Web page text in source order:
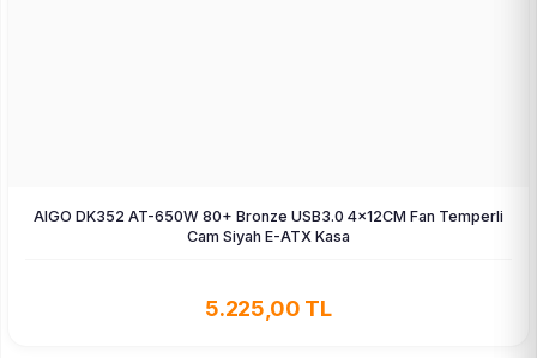
AIGO DK352 AT-650W 80+ Bronze USB3.0 4×12CM Fan Temperli
Cam Siyah E-ATX Kasa
5.225,00 TL